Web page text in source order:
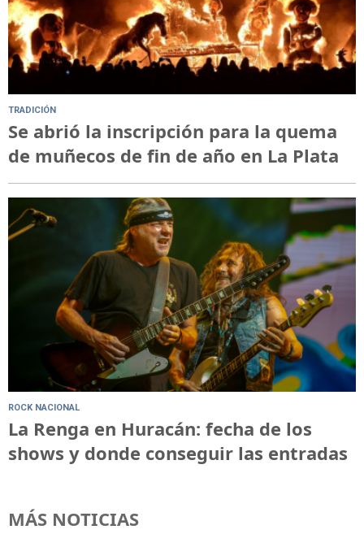
TRADICIÓN
Se abrió la inscripción para la quema
de muñecos de fin de año en La Plata
ROCK NACIONAL
La Renga en Huracán: fecha de los
shows y donde conseguir las entradas
MÁS NOTICIAS